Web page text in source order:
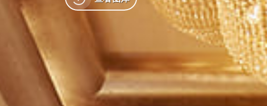
优惠
体验
庆典